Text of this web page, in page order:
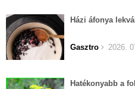
Házi áfonya
Gasztro 2026.
Hatékonyabb a